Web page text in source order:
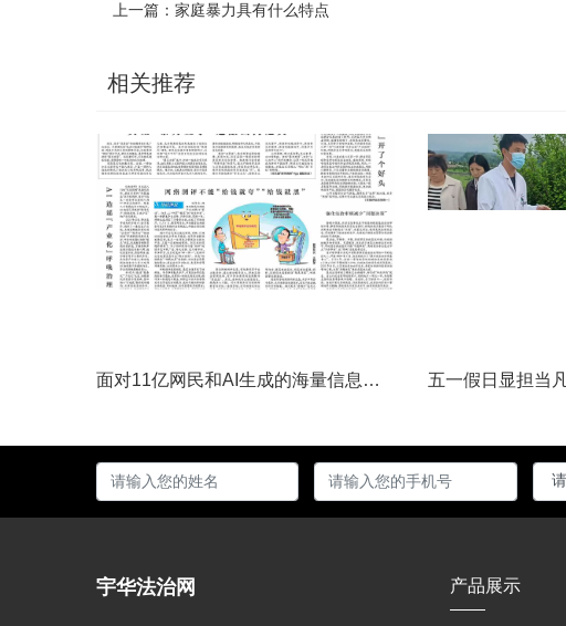
上一篇： ​家庭暴力具有什么特点
相关推荐
面对11亿网民和AI生成的海量信息，如何更有效地打击色情、赌博、侵权、谣言等不良信息，确保网民的安全感和获得感持续“在线”？对这一网络治理之问，网信部门给出了清晰答案：用好网络举报这一关键抓手，推动“被动受理”转向“主动共治”，让群众监督的“微光”汇聚成净化网络生态的“洪流”。网络空间点多、线长、面广，平台规则再严密，监管部门再“给力”，也会有偶尔覆盖不到的角落。然而，在人民群众的敏锐感知面前，不......
宇华法治网 产品展示